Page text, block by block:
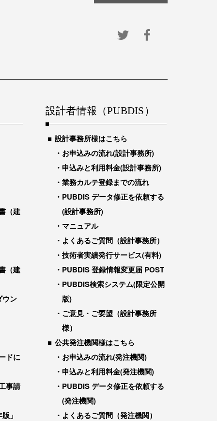
（建
（建
ウン
ドに
事請
」
設計者情報（PUBDIS）
設計事務所様はこちら
お申込みの流れ(設計事務所)
申込みと利用料金(設計事務所)
業務カルテ登録までの流れ
PUBDIS データ修正を依頼する
(設計事務所)
マニュアル
よくあるご質問（設計事務所）
技術者実績発行サービス(有料)
PUBDIS 登録情報変更届 POST
PUBDIS検索システム(限定公開
版)
ご意見・ご要望（設計事務所
様）
公共発注機関様はこちら
お申込みの流れ(発注機関)
申込みと利用料金(発注機関)
PUBDIS データ修正を依頼する
(発注機関)
よくあるご質問（発注機関）